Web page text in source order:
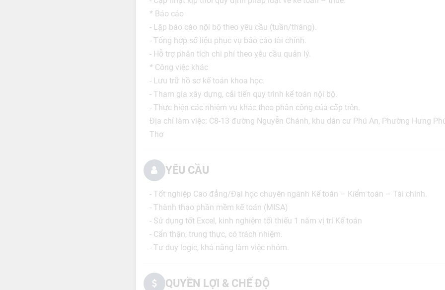
* Báo cáo
- Lập báo cáo nội bộ theo yêu cầu (tuần/tháng).
- Tổng hợp số liệu phục vụ báo cáo tài chính.
- Hỗ trợ phân tích chi phí theo yêu cầu quản lý.
* Công việc khác
- Lưu trữ hồ sơ kế toán khoa học.
- Tham gia xây dựng, cải tiến quy trình kế toán nội bộ.
- Thực hiện các nhiệm vụ khác theo phân công của cấp trên.
Địa chỉ làm việc: C8-13 đường Nguyễn Chánh, khu dân cư Phú An, Phường Hưng
Thơ
YÊU CẦU
- Tốt nghiệp Cao đẳng/Đại học chuyên ngành Kế toán – Kiểm toán – Tài chính.
- Thành thạo phần mềm kế toán (MISA)
- Sử dụng tốt Excel, kinh nghiệm tối thiếu 1 năm vị trí Kế toán
- Cẩn thận, trung thực, có trách nhiệm.
- Tư duy logic, khả năng làm việc nhóm.
QUYỀN LỢI & CHẾ ĐỘ